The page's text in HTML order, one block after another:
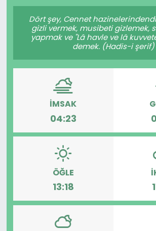
Dört şey, Cennet
gizli vermek, musibeti gizlemek,
yapmak ve "Lâ havle ve lâ
demek. (Hadis-i şerif)
İMSAK
04:23
ÖĞLE
13:18
Gündem
KKTC
KKTC YEREL SEÇİM 2018
Kültür Sanat
Magazin
Nöbetçi Eczaneler
Otomobil Dünyası
Politika